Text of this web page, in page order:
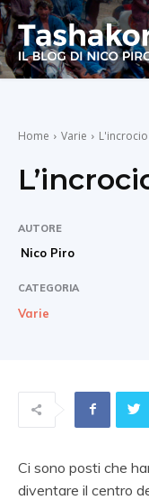
Home Varie L'incrocio
AUTORE
Nico Piro
CATEGORIA
Varie
Ci sono posti che
diventare il centro